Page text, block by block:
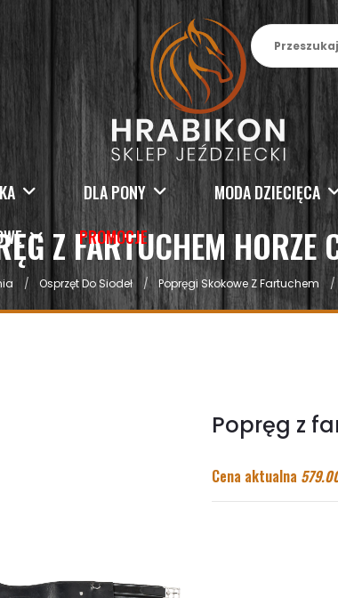
DLA PONY MODA DZIECIĘCA
PROMOCJE
Z FARTUCHEM HORZE
Osprzęt Do Siodeł Popręgi Skokowe Z Fartuchem
Popręg z
Cena aktualna